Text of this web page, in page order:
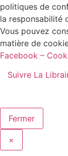
politiques de
la responsabilité
Vous pouvez
matière de
Facebook –
Suivre La
Fermer
×